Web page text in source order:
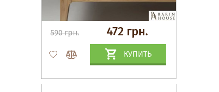
590 грн. 472 грн.
КУПИТЬ